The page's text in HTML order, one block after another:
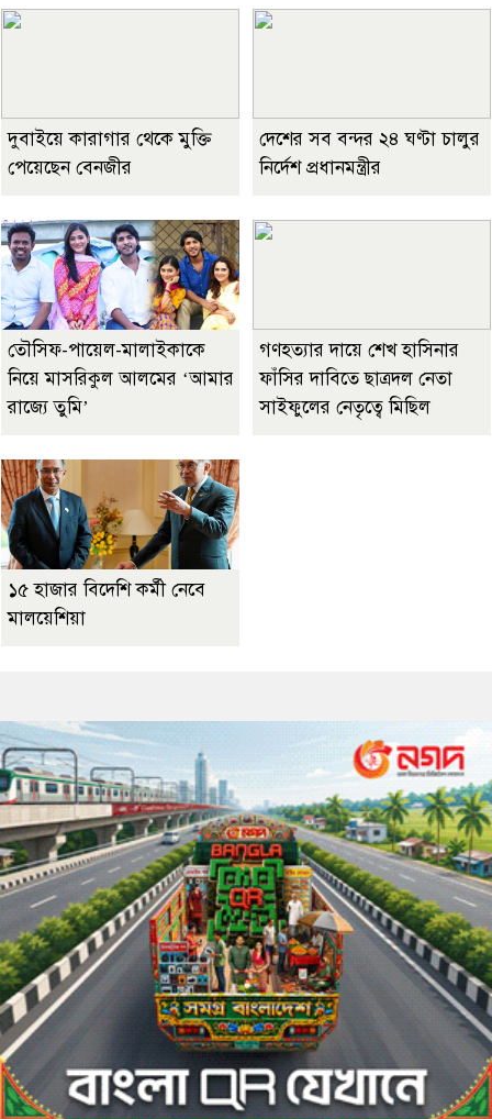
দুবাইয়ে কারাগার থেকে মুক্তি
পেয়েছেন বেনজীর
দেশের সব বন্দর ২৪ ঘণ্টা চালুর
নির্দেশ প্রধানমন্ত্রীর
তৌসিফ-পায়েল-মালাইকাকে
নিয়ে মাসরিকুল আলমের ‘আমার
রাজ্যে তুমি’
গণহত্যার দায়ে শেখ হাসিনার
ফাঁসির দাবিতে ছাত্রদল নেতা
সাইফুলের নেতৃত্বে মিছিল
১৫ হাজার বিদেশি কর্মী নেবে
মালয়েশিয়া